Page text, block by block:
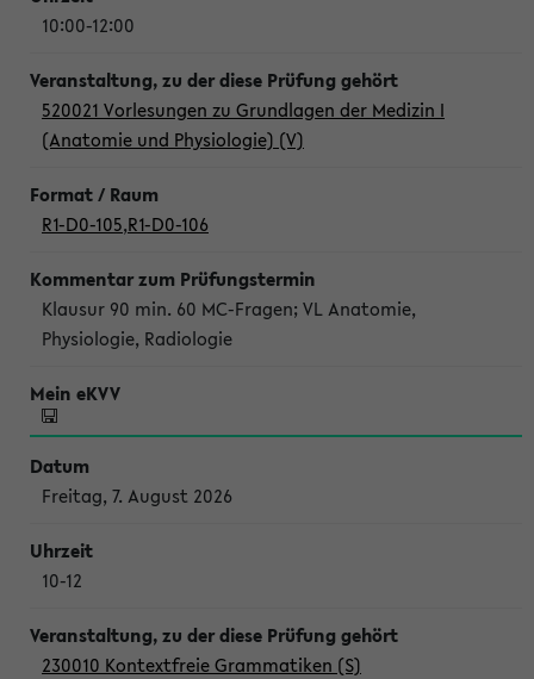
10:00-12:00
520021 Vorlesungen zu Grundlagen der Medizin I
(Anatomie und Physiologie) (V)
R1-D0-105,R1-D0-106
Klausur 90 min. 60 MC-Fragen; VL Anatomie,
Physiologie, Radiologie
Freitag, 7. August 2026
10-12
230010 Kontextfreie Grammatiken (S)